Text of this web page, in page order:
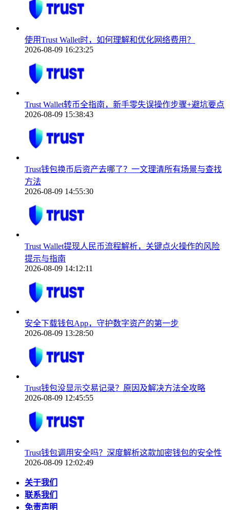
使用Trust Wallet时，如何理解和优化网络费用？
2026-08-09 16:23:25
Trust Wallet转币全指南，新手零失误操作步骤+避坑要点
2026-08-09 15:38:43
Trust钱包换币后资产去哪了？一文理清所有场景与查找
方法
2026-08-09 14:55:30
Trust Wallet提现人民币流程解析，关键点火操作的风险
提示与指南
2026-08-09 14:12:11
安全下载钱包App，守护数字资产的第一步
2026-08-09 13:28:50
Trust钱包没显示交易记录？原因及解决方法全攻略
2026-08-09 12:45:55
Trust钱包调用安全吗？深度解析这款加密钱包的安全性
2026-08-09 12:02:49
关于我们
联系我们
免责声明